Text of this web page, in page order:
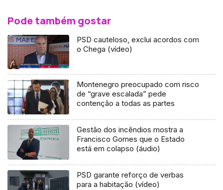
Pode também gostar
PSD cauteloso, exclui acordos com
o Chega (vídeo)
Montenegro preocupado com risco
de “grave escalada” pede
contenção a todas as partes
Gestão dos incêndios mostra a
Francisco Gomes que o Estado
está em colapso (áudio)
PSD garante reforço de verbas
para a habitação (vídeo)